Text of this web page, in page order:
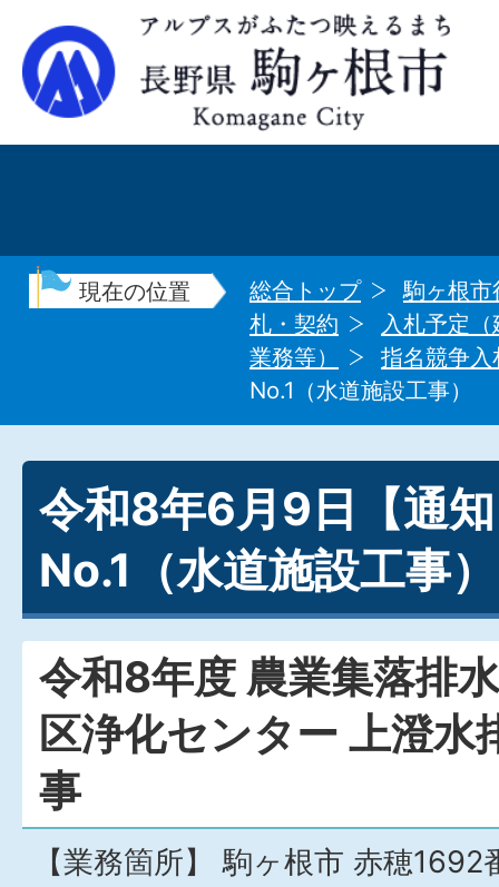
現在の位置 総合トップ
駒ヶ根市
札・契約
入札予定
業務等）
指名競争入
No.1（水道施設工事）
令和8年6月9日【通
No.1（水道施設工事）
令和8年度 農業集落排
区浄化センター 上澄水
事
【業務箇所】 駒ヶ根市 赤穂1692